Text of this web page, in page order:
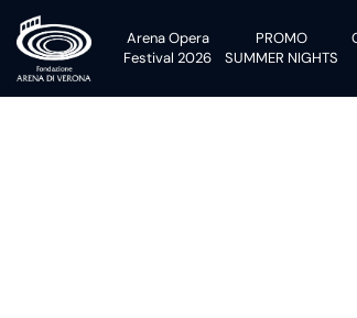
Arena Opera
Festival 2026
PROMO
SUMMER NIGHTS